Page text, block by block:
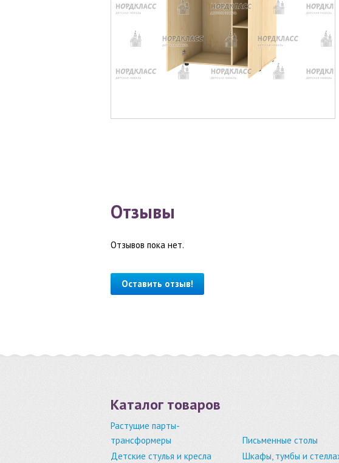
Отзывы
Отзывов пока нет.
Оставить отзыв!
Каталог товаров
Растущие парты-
трансформеры
Письменные столы
Детские стулья и кресла
Шкафы, тумбы и